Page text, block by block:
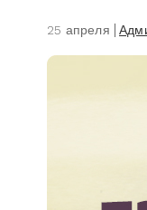
25 апреля